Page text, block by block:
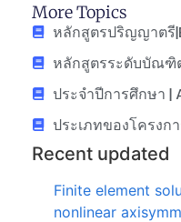
More Topics
หลักสูตรปริญญาตรี
หลักสูตรระดับบัณฑิ
ประจำปีการศึกษา |
ประเภทของโครงก
Recent updated
Finite element
nonlinear